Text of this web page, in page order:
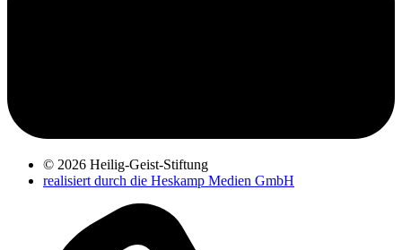
© 2026 Heilig-Geist-Stiftung
realisiert durch die Heskamp Medien GmbH